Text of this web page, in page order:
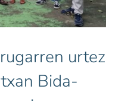
urtez
Bida-